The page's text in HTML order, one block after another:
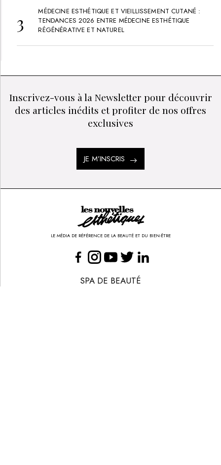
MÉDECINE ESTHÉTIQUE ET VIEILLISSEMENT CUTANÉ :
TENDANCES 2026 ENTRE MÉDECINE ESTHÉTIQUE
RÉGÉNÉRATIVE ET NATUREL
Inscrivez-vous à la Newsletter pour découvrir
des articles inédits et profiter de nos offres
exclusives
JE M’INSCRIS
LE MÉDIA DE RÉFÉRENCE DE LA BEAUTÉ ET DU BIEN-ÊTRE
SPA DE BEAUTÉ